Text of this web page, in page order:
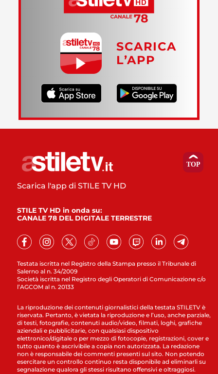
SCARICA
L’APP
Testata iscritta nel Registro della Stampa presso il Tribunale di
Salerno al n. 34/2009
Società iscritta nel Registro degli Operatori di Comunicazione c/o
l’AGCOM al n. 20133
Scarica l'app di STILE TV HD
STILE TV HD in onda su:
CANALE 78 DEL DIGITALE TERRESTRE
La riproduzione dei contenuti giornalistici della testata STILETV è
riservata. Pertanto, è vietata la riproduzione e l’uso, anche parziale,
di testi, fotografie, contenuti audio/video, filmati, loghi, grafiche
aziendali e pubblicitarie, con qualsiasi dispositivo
elettronico/digitale o per mezzo di fotocopie, registrazioni, cover e
tutto quanto è ascrivibile a copia non autorizzata. La redazione
non è responsabile dei commenti presenti sul sito. Non potendo
esercitare un controllo continuo resta disponibile ad eliminarli su
segnalazione qualora gli stessi risultano offensivi e oltraggiosi.